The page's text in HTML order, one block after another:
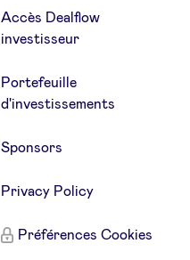
Accès Dealflow
investisseur
Portefeuille
d'investissements
Sponsors
Privacy Policy
Préférences Cookies